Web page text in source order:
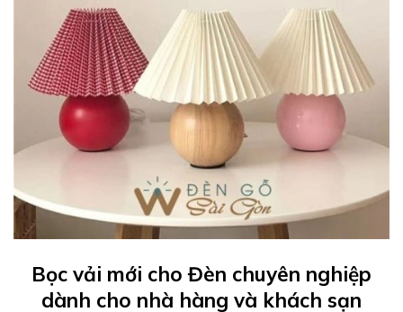
Bọc vải mới cho Đèn chuyên nghiệp
dành cho nhà hàng và khách sạn